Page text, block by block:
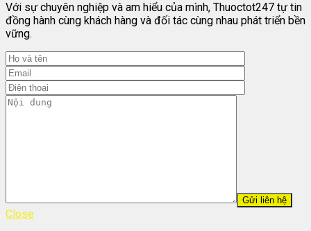
Với sự chuyên nghiệp và am hiểu của mình, Thuoctot247 tự tin
đồng hành cùng khách hàng và đối tác cùng nhau phát triển bền
vững.
Close